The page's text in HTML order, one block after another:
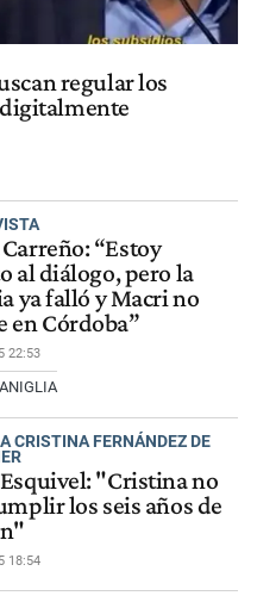
regular los
“Estoy
al diálogo, pero la
ya falló y Macri no
en Córdoba”
22:53
CRISTINA FERNÁNDEZ DE
Esquivel: "Cristina no
los seis años de
18:54